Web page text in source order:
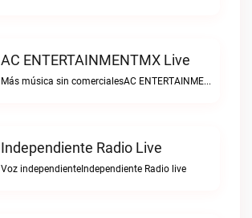
AC ENTERTAINMENTMX Live
Más música sin comercialesAC ENTERTAINMENTMX live
Independiente Radio Live
Voz independienteIndependiente Radio live